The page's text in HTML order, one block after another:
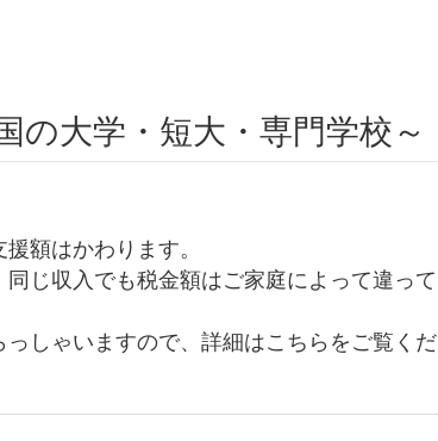
の大学・短大・専門学校～
額はかわります。
じ収入でも税金額はご家庭によって違って
しゃいますので、詳細はこちらをご覧くだ